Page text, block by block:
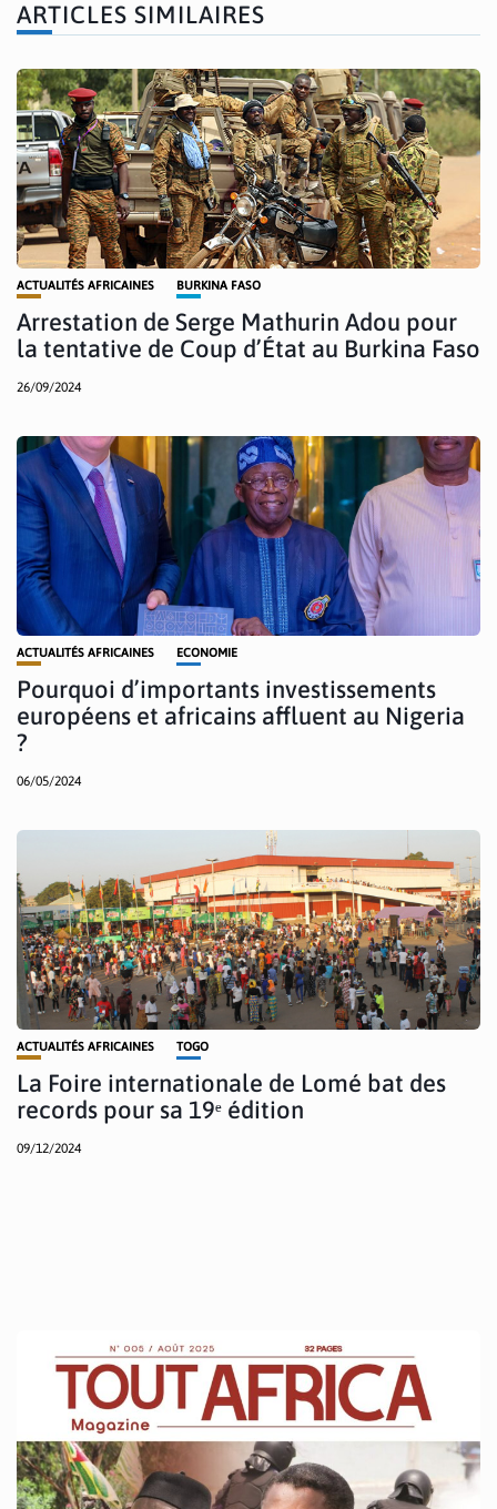
ARTICLES SIMILAIRES
ACTUALITÉS AFRICAINES BURKINA FASO
Arrestation de Serge Mathurin Adou pour
la tentative de Coup d’État au Burkina Faso
26/09/2024
ACTUALITÉS AFRICAINES ECONOMIE
Pourquoi d’importants investissements
européens et africains affluent au Nigeria
?
06/05/2024
ACTUALITÉS AFRICAINES TOGO
La Foire internationale de Lomé bat des
records pour sa 19ᵉ édition
09/12/2024